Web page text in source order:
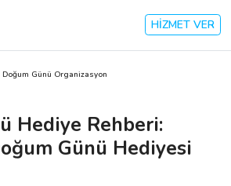
HİZMET VER
Doğum Günü Organizasyon
Hediye Rehberi:
Günü Hediyesi